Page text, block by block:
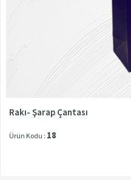
Rakı- Şarap Çantası
Ürün Kodu : 18